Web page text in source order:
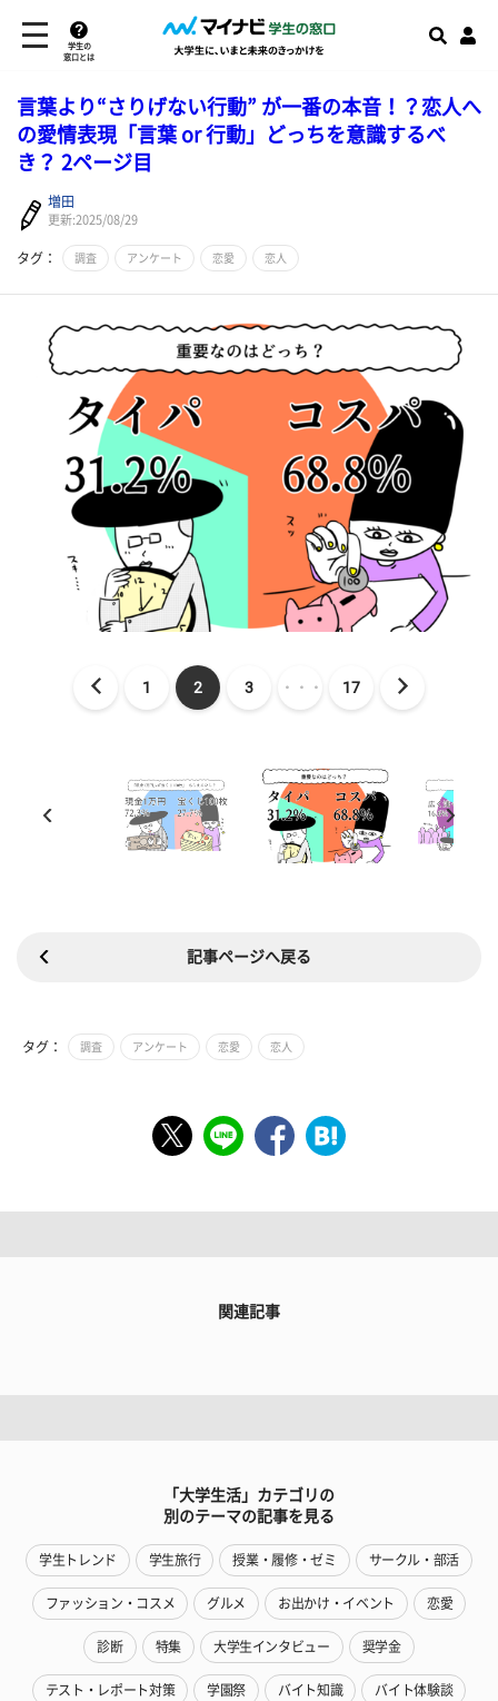
学生の
窓口とは
言葉より“さりげない行動” が一番の本音！？恋人へ
の愛情表現「言葉 or 行動」どっちを意識するべ
き？ 2ページ目
増田
更新:2025/08/29
タグ： 調査 アンケート 恋愛 恋人
1 2 3 ・・・ 17
記事ページへ戻る
タグ： 調査 アンケート 恋愛 恋人
関連記事
「大学生活」カテゴリの
別のテーマの記事を見る
学生トレンド 学生旅行 授業・履修・ゼミ サークル・部活
ファッション・コスメ グルメ お出かけ・イベント 恋愛
診断 特集 大学生インタビュー 奨学金
テスト・レポート対策 学園祭 バイト知識 バイト体験談